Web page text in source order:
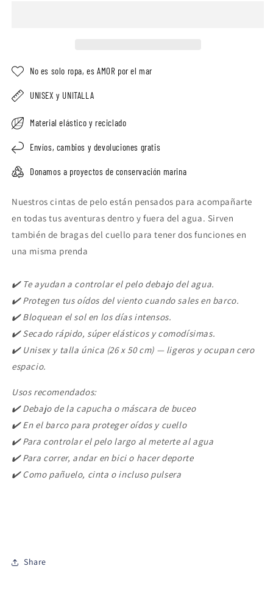
de
de
No es solo ropa, es AMOR por el mar
UNISEX y UNITALLA
Material elástico y reciclado
Envíos, cambios y devoluciones gratis
Donamos a proyectos de conservación marina
Nuestros cintas de pelo están pensados para acompañarte
en todas tus aventuras dentro y fuera del agua. Sirven
también de bragas del cuello para tener dos funciones en
una misma prenda
✔️ Te ayudan a controlar el pelo debajo del agua.
✔️ Protegen tus oídos del viento cuando sales en barco.
✔️ Bloquean el sol en los días intensos.
✔️ Secado rápido, súper elásticos y comodísimas.
✔️ Unisex y talla única (26 x 50 cm) — ligeros y ocupan cero
espacio.
Usos recomendados:
✔️ Debajo de la capucha o máscara de buceo
✔️ En el barco para proteger oídos y cuello
✔️ Para controlar el pelo largo al meterte al agua
✔️ Para correr, andar en bici o hacer deporte
✔️ Como pañuelo, cinta o incluso pulsera
Share